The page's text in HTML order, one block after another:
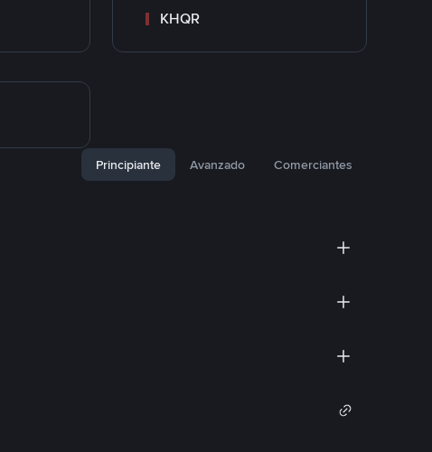
KHQR
Principiante Avanzado Comerciantes